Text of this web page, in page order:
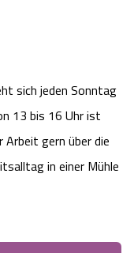
sich jeden Sonntag
13 bis 16 Uhr ist
Arbeit gern über die
in einer Mühle